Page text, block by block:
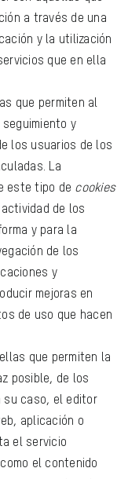
a través de una
y la utilización
que en ella
que permiten al
y
los usuarios de los
La
este tipo de cookies
de los
y para la
de los
y
mejoras en
de uso que hacen
que permiten la
posible, de los
su caso, el editor
aplicación o
el servicio
el contenido